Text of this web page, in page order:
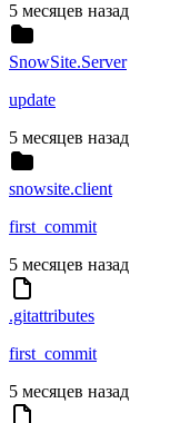
5 месяцев назад
SnowSite.Server
update
5 месяцев назад
snowsite.client
first_commit
5 месяцев назад
.gitattributes
first_commit
5 месяцев назад